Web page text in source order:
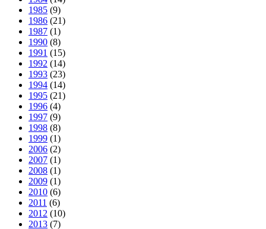
1985 (9)
1986 (21)
1987 (1)
1990 (8)
1991 (15)
1992 (14)
1993 (23)
1994 (14)
1995 (21)
1996 (4)
1997 (9)
1998 (8)
1999 (1)
2006 (2)
2007 (1)
2008 (1)
2009 (1)
2010 (6)
2011 (6)
2012 (10)
2013 (7)